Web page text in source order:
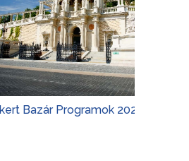
2026 Budapest